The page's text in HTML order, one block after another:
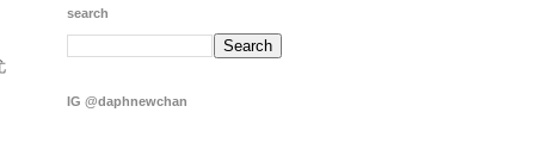
search
IG @daphnewchan